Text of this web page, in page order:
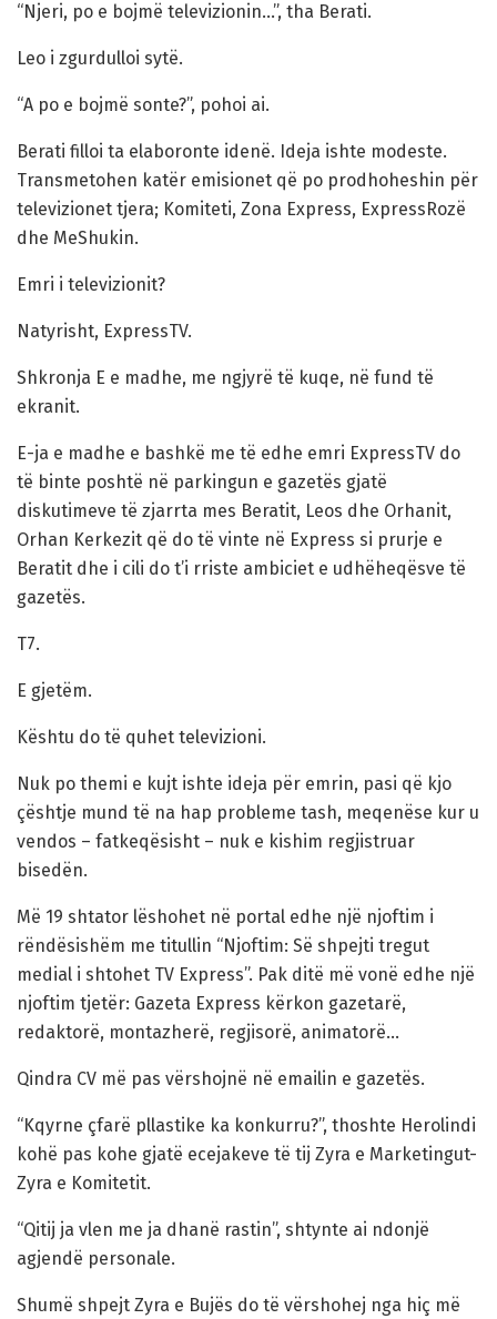
“Njeri, po e bojmë televizionin…”, tha Berati.
Leo i zgurdulloi sytë.
“A po e bojmë sonte?”, pohoi ai.
Berati filloi ta elaboronte idenë. Ideja ishte modeste.
Transmetohen katër emisionet që po prodhoheshin për
televizionet tjera; Komiteti, Zona Express, ExpressRozë
dhe MeShukin.
Emri i televizionit?
Natyrisht, ExpressTV.
Shkronja E e madhe, me ngjyrë të kuqe, në fund të
ekranit.
E-ja e madhe e bashkë me të edhe emri ExpressTV do
të binte poshtë në parkingun e gazetës gjatë
diskutimeve të zjarrta mes Beratit, Leos dhe Orhanit,
Orhan Kerkezit që do të vinte në Express si prurje e
Beratit dhe i cili do t’i rriste ambiciet e udhëheqësve të
gazetës.
T7.
E gjetëm.
Kështu do të quhet televizioni.
Nuk po themi e kujt ishte ideja për emrin, pasi që kjo
çështje mund të na hap probleme tash, meqenëse kur u
vendos – fatkeqësisht – nuk e kishim regjistruar
bisedën.
Më 19 shtator lëshohet në portal edhe një njoftim i
rëndësishëm me titullin “Njoftim: Së shpejti tregut
medial i shtohet TV Express”. Pak ditë më vonë edhe një
njoftim tjetër: Gazeta Express kërkon gazetarë,
redaktorë, montazherë, regjisorë, animatorë…
Qindra CV më pas vërshojnë në emailin e gazetës.
“Kqyrne çfarë pllastike ka konkurru?”, thoshte Herolindi
kohë pas kohe gjatë ecejakeve të tij Zyra e Marketingut-
Zyra e Komitetit.
“Qitij ja vlen me ja dhanë rastin”, shtynte ai ndonjë
agjendë personale.
Shumë shpejt Zyra e Bujës do të vërshohej nga hiç më